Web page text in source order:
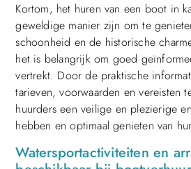
Kortom, het huren van een boot in
geweldige manier zijn om te
schoonheid en de historische
het is belangrijk om goed
vertrekt. Door de praktische
tarieven, voorwaarden en vereisten
huurders een veilige en plezierige
hebben en optimaal genieten van
Watersportactiviteiten en